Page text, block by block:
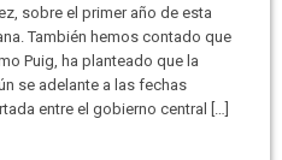
sobre el primer año de esta
También hemos contado que
Puig, ha planteado que la
se adelante a las fechas
entre el gobierno central […]